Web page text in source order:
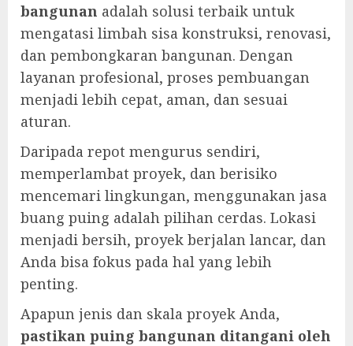
bangunan adalah solusi terbaik untuk
mengatasi limbah sisa konstruksi, renovasi,
dan pembongkaran bangunan. Dengan
layanan profesional, proses pembuangan
menjadi lebih cepat, aman, dan sesuai
aturan.
Daripada repot mengurus sendiri,
memperlambat proyek, dan berisiko
mencemari lingkungan, menggunakan jasa
buang puing adalah pilihan cerdas. Lokasi
menjadi bersih, proyek berjalan lancar, dan
Anda bisa fokus pada hal yang lebih
penting.
Apapun jenis dan skala proyek Anda,
pastikan puing bangunan ditangani oleh